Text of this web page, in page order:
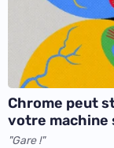
Chrome peut
votre machine
"Gare !"